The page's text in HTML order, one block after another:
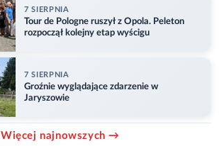
7 SIERPNIA
Tour de Pologne ruszył z Opola. Peleton
rozpoczął kolejny etap wyścigu
7 SIERPNIA
Groźnie wyglądające zdarzenie w
Jaryszowie
Więcej najnowszych →